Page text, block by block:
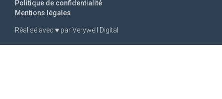
Réalisé avec ♥ parVerywell Digital
Mentions légales
Politique de confidentialité